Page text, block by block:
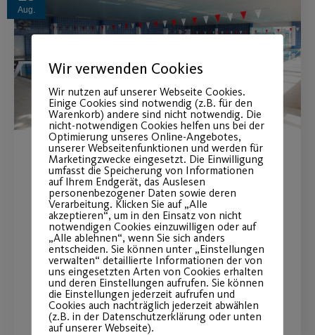
Aug.
Wie geht es weiter mit dem
Post SV Hallenbad?
Technikleiter und Vorstand stehen
Rede und Antwort.
WEITERLESEN
Wir verwenden Cookies
Wir nutzen auf unserer Webseite Cookies.
Einige Cookies sind notwendig (z.B. für den
Warenkorb) andere sind nicht notwendig. Die
nicht-notwendigen Cookies helfen uns bei der
Optimierung unseres Online-Angebotes,
unserer Webseitenfunktionen und werden für
Marketingzwecke eingesetzt. Die Einwilligung
umfasst die Speicherung von Informationen
auf Ihrem Endgerät, das Auslesen
personenbezogener Daten sowie deren
Verarbeitung. Klicken Sie auf „Alle
akzeptieren“, um in den Einsatz von nicht
notwendigen Cookies einzuwilligen oder auf
„Alle ablehnen“, wenn Sie sich anders
entscheiden. Sie können unter „Einstellungen
verwalten“ detaillierte Informationen der von
uns eingesetzten Arten von Cookies erhalten
und deren Einstellungen aufrufen. Sie können
die Einstellungen jederzeit aufrufen und
Cookies auch nachträglich jederzeit abwählen
(z.B. in der Datenschutzerklärung oder unten
auf unserer Webseite).